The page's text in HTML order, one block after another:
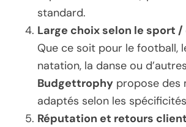
standard.
Large choix selon le sport
Que ce soit pour le football,
natation, la danse ou
Budgettrophy propose des
adaptés selon les
Réputation et retours